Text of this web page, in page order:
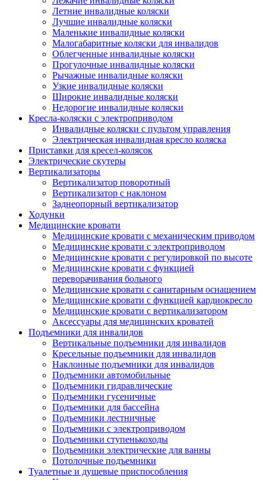
Летние инвалидные коляски
Лучшие инвалидные коляски
Маленькие инвалидные коляски
Малогабаритные коляски для инвалидов
Облегченные инвалидные коляски
Прогулочные инвалидные коляски
Рычажные инвалидные коляски
Узкие инвалидные коляски
Широкие инвалидные коляски
Недорогие инвалидные коляски
Кресла-коляски с электроприводом
Инвалидные коляски с пультом управления
Электрическая инвалидная кресло коляска
Приставки для кресел-колясок
Электрические скутеры
Вертикализаторы
Вертикализатор поворотный
Вертикализатор с наклоном
Заднеопорный вертикализатор
Ходунки
Медицинские кровати
Медицинские кровати с механическим приводом
Медицинские кровати с электроприводом
Медицинские кровати с регулировкой по высоте
Медицинские кровати с функцией
переворачивания больного
Медицинские кровати с санитарным оснащением
Медицинские кровати с функцией кардиокресло
Медицинские кровати с вертикализатором
Аксессуары для медицинских кроватей
Подъемники для инвалидов
Вертикальные подъемники для инвалидов
Кресельные подъемники для инвалидов
Наклонные подъемники для инвалидов
Подъемники автомобильные
Подъемники гидравлические
Подъемники гусеничные
Подъемники для бассейна
Подъемники лестничные
Подъемники с электроприводом
Подъемники ступенькоходы
Подъемники электрические для ванны
Потолочные подъемники
Туалетные и душевые приспособления